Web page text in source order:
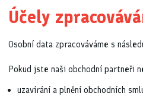
Účely
Osobní data zpracováváme s
Pokud jste naši obchodní partneři
uzavírání a plnění obchodních